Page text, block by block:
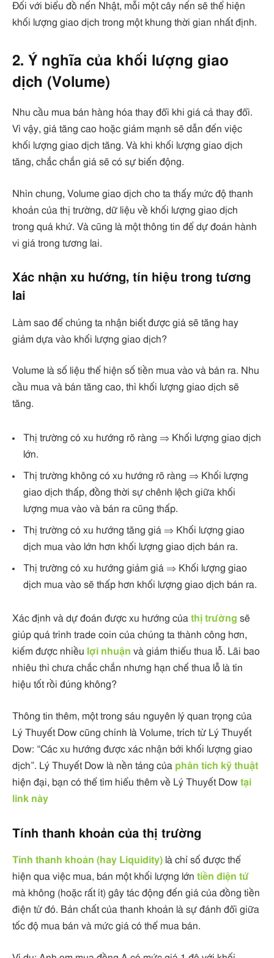
Đối với biểu đồ nến Nhật, mỗi một cây nến sẽ thể hiện
khối lượng giao dịch trong một khung thời gian nhất định.
2. Ý nghĩa của khối lượng giao
dịch (Volume)
Nhu cầu mua bán hàng hóa thay đổi khi giá cả thay đổi.
Vì vậy, giá tăng cao hoặc giảm mạnh sẽ dẫn đến việc
khối lượng giao dịch tăng. Và khi khối lượng giao dịch
tăng, chắc chắn giá sẽ có sự biến động.
Nhìn chung, Volume giao dịch cho ta thấy mức độ thanh
khoản của thị trường, dữ liệu về khối lượng giao dịch
trong quá khứ. Và cũng là một thông tin để dự đoán hành
vi giá trong tương lai.
Xác nhận xu hướng, tín hiệu trong tương
lai
Làm sao để chúng ta nhận biết được giá sẽ tăng hay
giảm dựa vào khối lượng giao dịch?
Volume là số liệu thể hiện số tiền mua vào và bán ra. Nhu
cầu mua và bán tăng cao, thì khối lượng giao dịch sẽ
tăng.
Thị trường có xu hướng rõ ràng ⇒ Khối lượng giao dịch
lớn.
Thị trường không có xu hướng rõ ràng ⇒ Khối lượng
giao dịch thấp, đồng thời sự chênh lệch giữa khối
lượng mua vào và bán ra cũng thấp.
Thị trường có xu hướng tăng giá ⇒ Khối lượng giao
dịch mua vào lớn hơn khối lượng giao dịch bán ra.
Thị trường có xu hướng giảm giá ⇒ Khối lượng giao
dịch mua vào sẽ thấp hơn khối lượng giao dịch bán ra.
Xác định và dự đoán được xu hướng của thị trường sẽ
giúp quá trình trade coin của chúng ta thành công hơn,
kiếm được nhiều lợi nhuận và giảm thiểu thua lỗ. Lãi bao
nhiêu thì chưa chắc chắn nhưng hạn chế thua lỗ là tín
hiệu tốt rồi đúng không?
Thông tin thêm, một trong sáu nguyên lý quan trọng của
Lý Thuyết Dow cũng chính là Volume, trích từ Lý Thuyết
Dow: “Các xu hướng được xác nhận bởi khối lượng giao
dịch”. Lý Thuyết Dow là nền tảng của phân tích kỹ thuật
hiện đại, bạn có thể tìm hiểu thêm về Lý Thuyết Dow tại
link này
Tính thanh khoản của thị trường
Tính thanh khoản (hay Liquidity) là chỉ số được thể
hiện qua việc mua, bán một khối lượng lớn tiền điện tử
mà không (hoặc rất ít) gây tác động đến giá của đồng tiền
điện tử đó. Bản chất của thanh khoản là sự đánh đổi giữa
tốc độ mua bán và mức giá có thể mua bán.